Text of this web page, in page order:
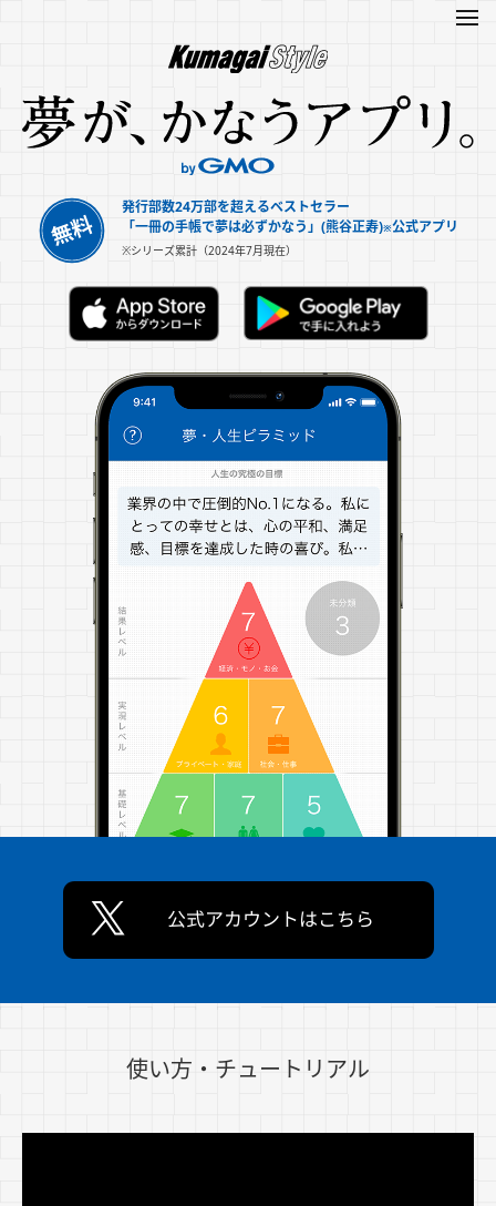
発行部数24万部を超えるベストセラー
「一冊の手帳で夢は必ずかなう」(熊谷正寿)※公式アプリ
※シリーズ累計（2024年7月現在）
使い方・チュートリアル